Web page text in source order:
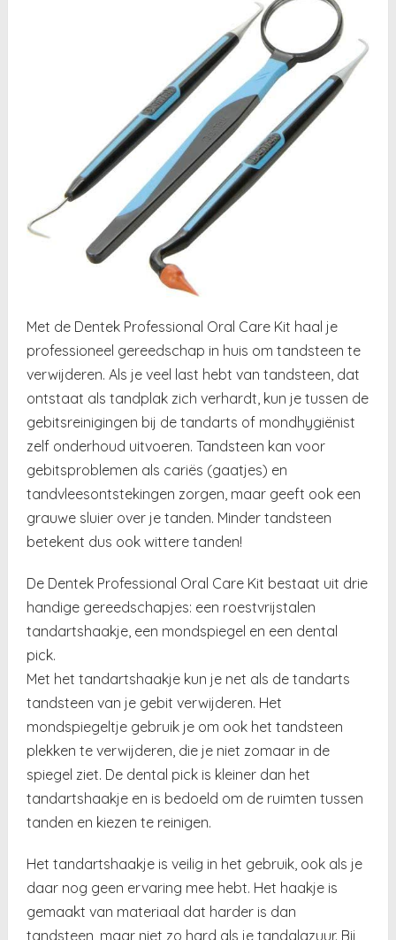
Met de Dentek Professional Oral Care Kit haal je
professioneel gereedschap in huis om tandsteen te
verwijderen. Als je veel last hebt van tandsteen, dat
ontstaat als tandplak zich verhardt, kun je tussen de
gebitsreinigingen bij de tandarts of mondhygiënist
zelf onderhoud uitvoeren. Tandsteen kan voor
gebitsproblemen als cariës (gaatjes) en
tandvleesontstekingen zorgen, maar geeft ook een
grauwe sluier over je tanden. Minder tandsteen
betekent dus ook wittere tanden!
De Dentek Professional Oral Care Kit bestaat uit drie
handige gereedschapjes: een roestvrijstalen
tandartshaakje, een mondspiegel en een dental
pick.
Met het tandartshaakje kun je net als de tandarts
tandsteen van je gebit verwijderen. Het
mondspiegeltje gebruik je om ook het tandsteen
plekken te verwijderen, die je niet zomaar in de
spiegel ziet. De dental pick is kleiner dan het
tandartshaakje en is bedoeld om de ruimten tussen
tanden en kiezen te reinigen.
Het tandartshaakje is veilig in het gebruik, ook als je
daar nog geen ervaring mee hebt. Het haakje is
gemaakt van materiaal dat harder is dan
tandsteen, maar niet zo hard als je tandglazuur. Bij